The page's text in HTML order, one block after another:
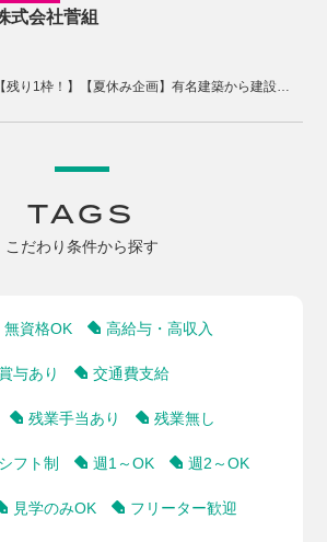
式会社菅組
【残り1枠！】【夏休み企画】有名建築から建設現場、まちづくりまで体感する2days視察ツアー
TAGS
こだわり条件から探す
無資格OK 高給与・高収入
与あり 交通費支給
残業手当あり 残業無し
シフト制 週1～OK 週2～OK
見学のみOK フリーター歓迎